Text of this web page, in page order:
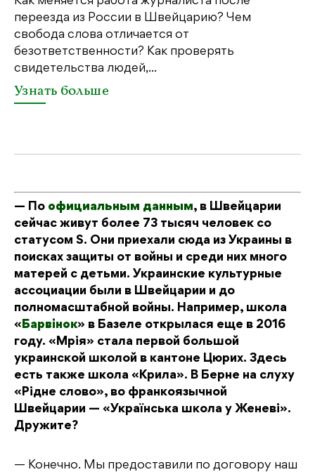
переезда из России в Швейцарию? Чем
свобода слова отличается от
безответственности? Как проверять
свидетельства людей,...
Узнать больше
— По официальным данным, в Швейцарии
сейчас живут более 73 тысяч человек со
статусом S. Они приехали сюда из Украины в
поисках защиты от войны и среди них много
матерей с детьми. Украинские культурные
ассоциации были в Швейцарии и до
полномасштабной войны. Например, школа
« Барвінок» в Базеле открылася еще в 2016
году. «Мрія» стала первой большой
украинской школой в кантоне Цюрих. Здесь
есть также школа «Крила». В Берне на слуху
«Рідне слово», во франкоязычной
Швейцарии — «Українська школа у Женеві».
Дружите?
— Конечно. Мы предоставили по договору наш